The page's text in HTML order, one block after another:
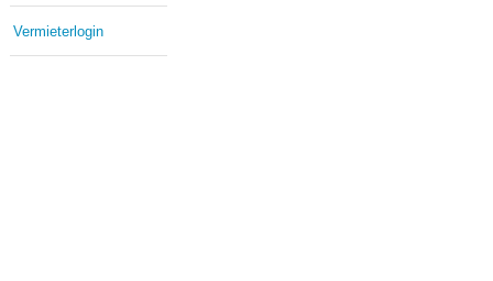
Vermieterlogin